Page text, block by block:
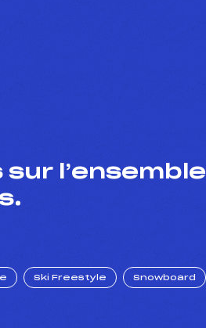
l’ensemble
Ski Freestyle Snowboard